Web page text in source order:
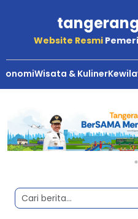
Website Resmi
Wisata & Kuliner